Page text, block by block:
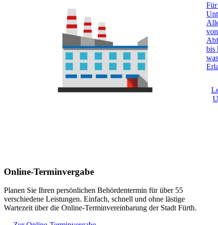
von
bis
Online-Terminvergabe
Planen Sie Ihren persönlichen Behördentermin für über 55
verschiedene Leistungen. Einfach, schnell und ohne lästige
Wartezeit über die Online-Terminvereinbarung der Stadt Fürth.